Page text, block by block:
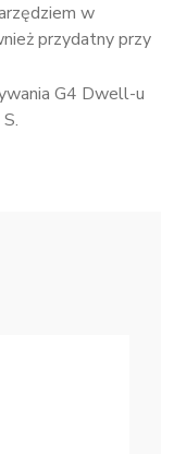
w
przydatny przy
G4 Dwell-u